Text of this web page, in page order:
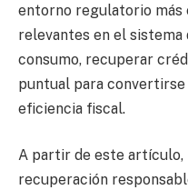
entorno regulatorio
relevantes en el
consumo, recuperar
puntual para
eficiencia fiscal.
A partir de este artículo,
recuperación